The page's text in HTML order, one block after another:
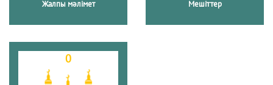
Жалпы мәлімет Мешіттер
0